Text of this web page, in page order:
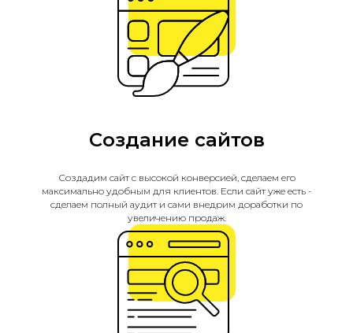
Создание сайтов
Создадим сайт с высокой конверсией, сделаем его
максимально удобным для клиентов. Если сайт уже есть -
сделаем полный аудит и сами внедрим доработки по
увеличению продаж.